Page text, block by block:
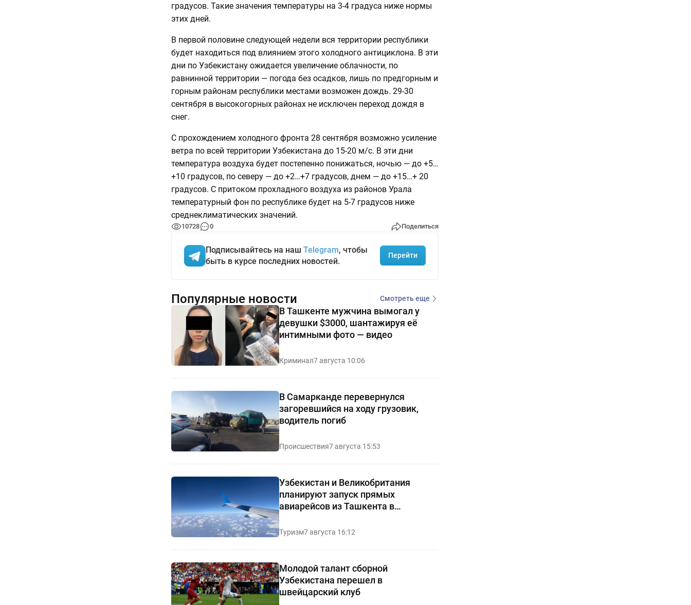
градусов. Такие значения температуры на 3-4 градуса ниже нормы
этих дней.
В первой половине следующей недели вся территории республики
будет находиться под влиянием этого холодного антициклона. В эти
дни по Узбекистану ожидается увеличение облачности, по
равнинной территории — погода без осадков, лишь по предгорным и
горным районам республики местами возможен дождь. 29-30
сентября в высокогорных районах не исключен переход дождя в
снег.
С прохождением холодного фронта 28 сентября возможно усиление
ветра по всей территории Узбекистана до 15-20 м/с. В эти дни
температура воздуха будет постепенно понижаться, ночью — до +5…
+10 градусов, по северу — до +2…+7 градусов, днем — до +15…+ 20
градусов. С притоком прохладного воздуха из районов Урала
температурный фон по республике будет на 5-7 градусов ниже
среднеклиматических значений.
10728 0 Поделиться
Подписывайтесь на наш Telegram, чтобы
быть в курсе последних новостей.
Перейти
Популярные новости Смотреть еще
В Ташкенте мужчина вымогал у
девушки $3000, шантажируя её
интимными фото — видео
Криминал7 августа 10:06
В Самарканде перевернулся
загоревшийся на ходу грузовик,
водитель погиб
Происшествия7 августа 15:53
Узбекистан и Великобритания
планируют запуск прямых
авиарейсов из Ташкента в
Манчестер
Туризм7 августа 16:12
Молодой талант сборной
Узбекистана перешел в
швейцарский клуб